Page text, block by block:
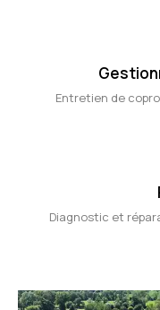
Entretien de
Diagnostic et